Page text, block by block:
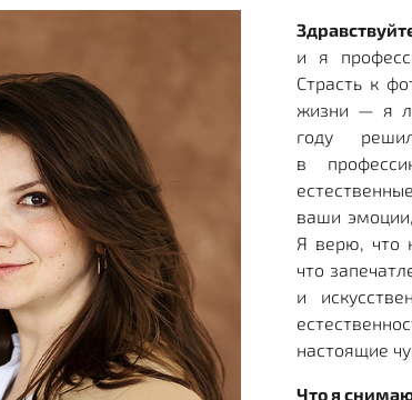
и я
Страсть к
жизни — я
году
в
ваши
Я верю, что
что
и
настоящие
Что я